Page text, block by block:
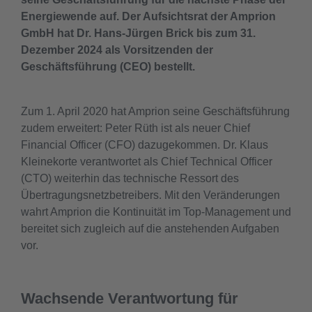
Energiewende auf. Der Aufsichtsrat der Amprion
GmbH hat Dr. Hans-Jürgen Brick bis zum 31.
Dezember 2024 als Vorsitzenden der
Geschäftsführung (CEO) bestellt.
Zum 1. April 2020 hat Amprion seine Geschäftsführung
zudem erweitert: Peter Rüth ist als neuer Chief
Financial Officer (CFO) dazugekommen. Dr. Klaus
Kleinekorte verantwortet als Chief Technical Officer
(CTO) weiterhin das technische Ressort des
Übertragungsnetzbetreibers. Mit den Veränderungen
wahrt Amprion die Kontinuität im Top-Management und
bereitet sich zugleich auf die anstehenden Aufgaben
vor.
Wachsende Verantwortung für